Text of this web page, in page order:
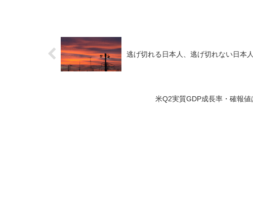
逃げ切れる日本人、逃げ切れない日本人
米Q2実質GDP成長率・確報